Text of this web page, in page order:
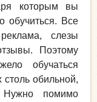
которым вы
обучиться. Все
слезы
Поэтому
обучаться
столь обильной,
Нужно помимо